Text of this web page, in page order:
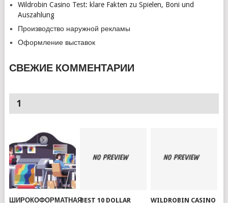
Wildrobin Casino Test: klare Fakten zu Spielen, Boni und
Auszahlung
Производство наружной рекламы
Оформление выставок
СВЕЖИЕ КОММЕНТАРИИ
1
ШИРОКОФОРМАТНАЯBEST 10 DOLLAR WILDROBIN CASINO